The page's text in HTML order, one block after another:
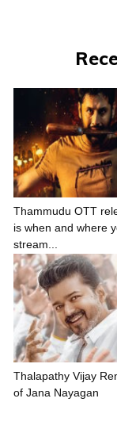
Thammudu OTT
is when and where
stream...
Thalapathy Vijay
of Jana Nayagan